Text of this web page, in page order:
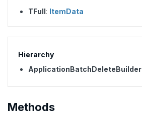
TFull: ItemData
Hierarchy
ApplicationBatchDeleteBuilder
Methods